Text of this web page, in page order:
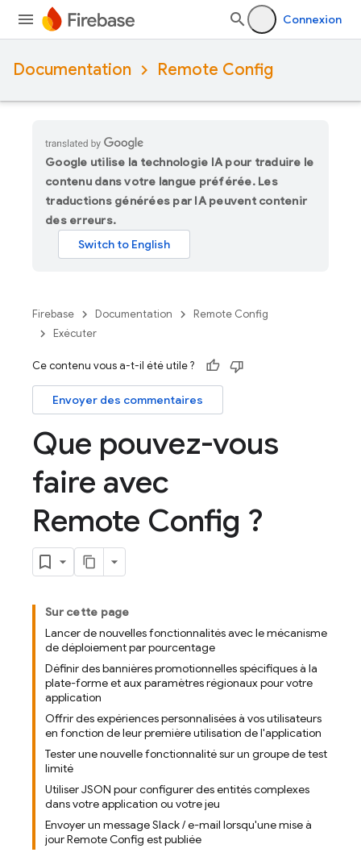
Connexion
Documentation Remote Config
Google utilise la technologie IA pour traduire le
contenu dans votre langue préférée. Les
traductions générées par IA peuvent contenir
des erreurs.
Firebase Documentation
Remote Config
Exécuter
Ce contenu vous a-t-il été utile ?
Envoyer des commentaires
Que pouvez-vous
faire avec
Remote Config ?
Sur cette page
Lancer de nouvelles fonctionnalités avec le mécanisme
de déploiement par pourcentage
Définir des bannières promotionnelles spécifiques à la
plate-forme et aux paramètres régionaux pour votre
application
Offrir des expériences personnalisées à vos utilisateurs
en fonction de leur première utilisation de l'application
Tester une nouvelle fonctionnalité sur un groupe de test
limité
Utiliser JSON pour configurer des entités complexes
dans votre application ou votre jeu
Envoyer un message Slack / e-mail lorsqu'une mise à
jour Remote Config est publiée